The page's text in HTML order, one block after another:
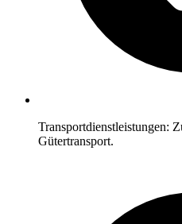
Transportdienstleistungen:
Gütertransport.